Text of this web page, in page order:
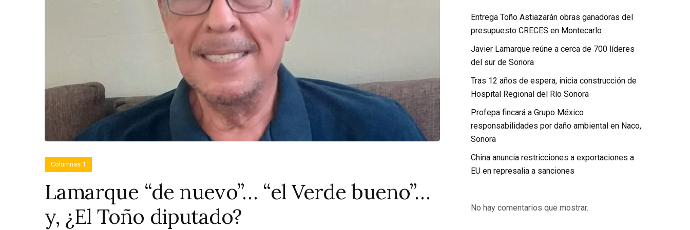
Columnas 1
Lamarque “de nuevo”… “el Verde bueno”…
y, ¿El Toño diputado?
Entrega Toño Astiazarán obras ganadoras del
presupuesto CRECES en Montecarlo
Javier Lamarque reúne a cerca de 700 líderes
del sur de Sonora
Tras 12 años de espera, inicia construcción de
Hospital Regional del Río Sonora
Profepa fincará a Grupo México
responsabilidades por daño ambiental en Naco,
Sonora
China anuncia restricciones a exportaciones a
EU en represalia a sanciones
No hay comentarios que mostrar.